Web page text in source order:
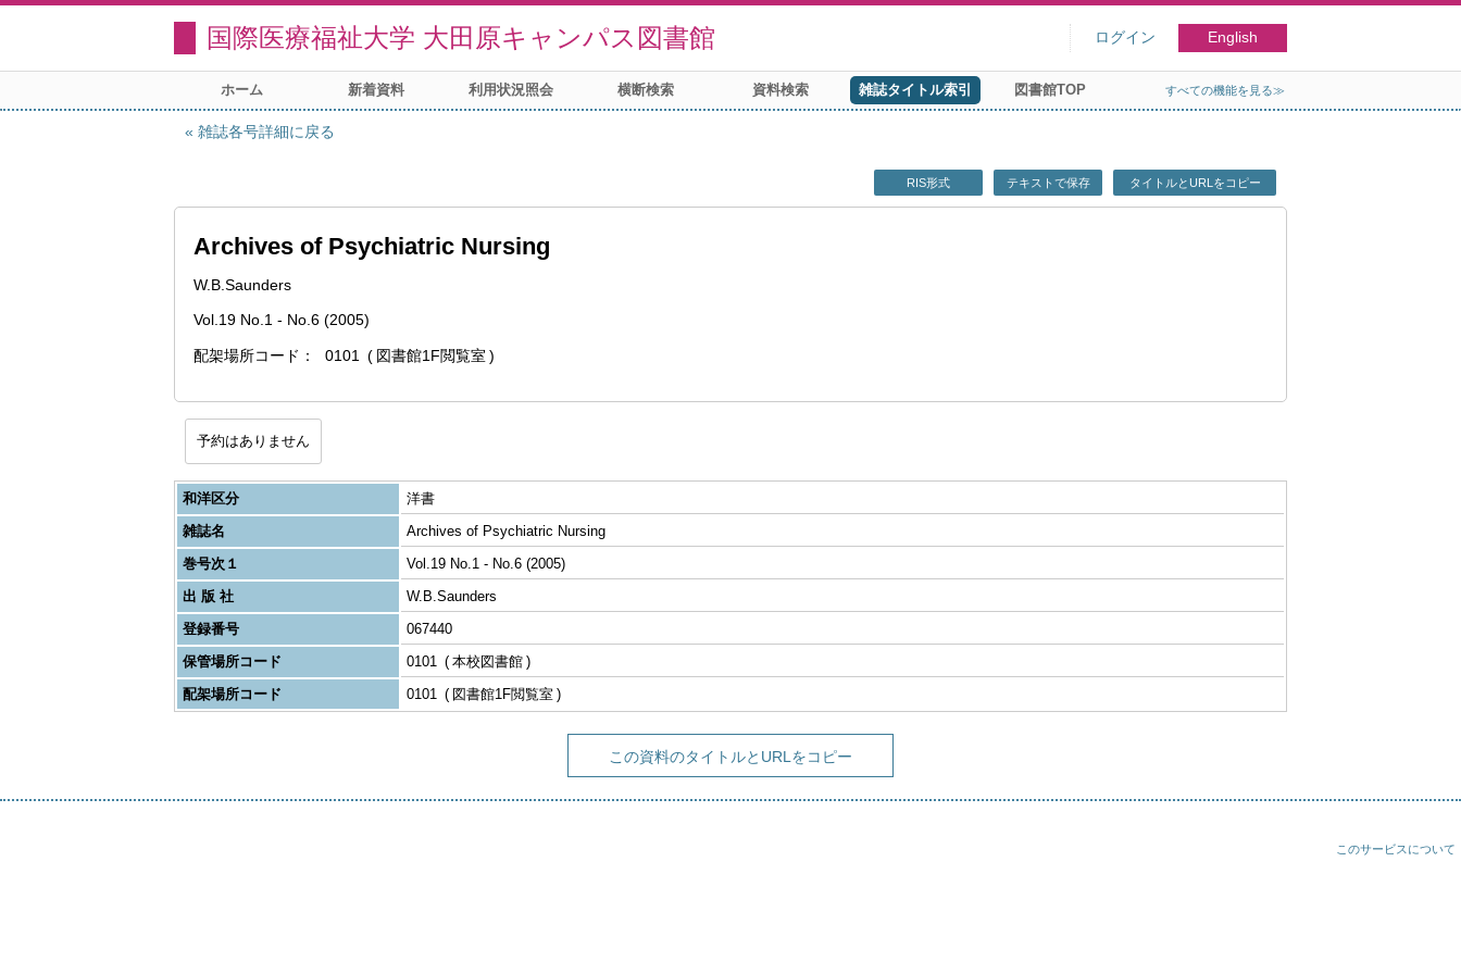
国際医療福祉大学 大田原キャンパス図書館 ログイン English
ホーム 新着資料 利用状況照会 横断検索 資料検索 雑誌タイトル索引 図書館TOP すべての機能を見る≫
雑誌各号詳細に戻る
RIS形式 テキストで保存 タイトルとURLをコピー
Archives of Psychiatric Nursing
W.B.Saunders
Vol.19 No.1 - No.6 (2005)
配架場所コード 0101 図書館1F閲覧室
予約はありません
和洋区分
洋書
雑誌名
Archives of Psychiatric Nursing
巻号次１
Vol.19 No.1 - No.6 (2005)
出 版 社
W.B.Saunders
登録番号
067440
保管場所コード
0101
本校図書館
配架場所コード
0101 図書館1F閲覧室
この資料のタイトルとURLをコピー
このサービスについて